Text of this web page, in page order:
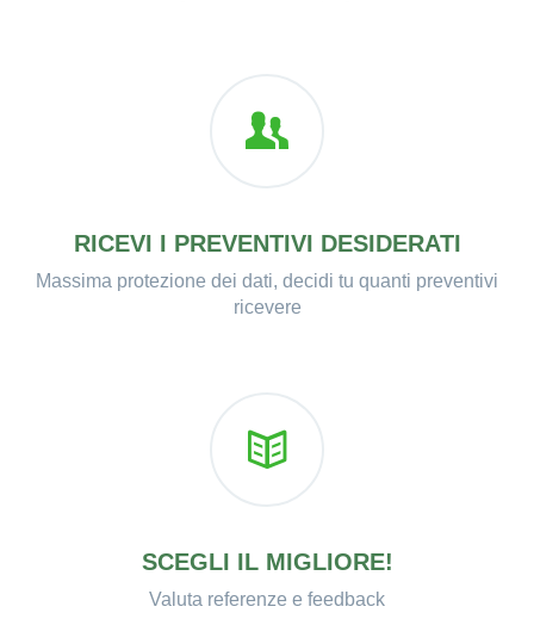
RICEVI I PREVENTIVI DESIDERATI
Massima protezione dei dati, decidi tu quanti preventivi
ricevere
SCEGLI IL MIGLIORE!
Valuta referenze e feedback